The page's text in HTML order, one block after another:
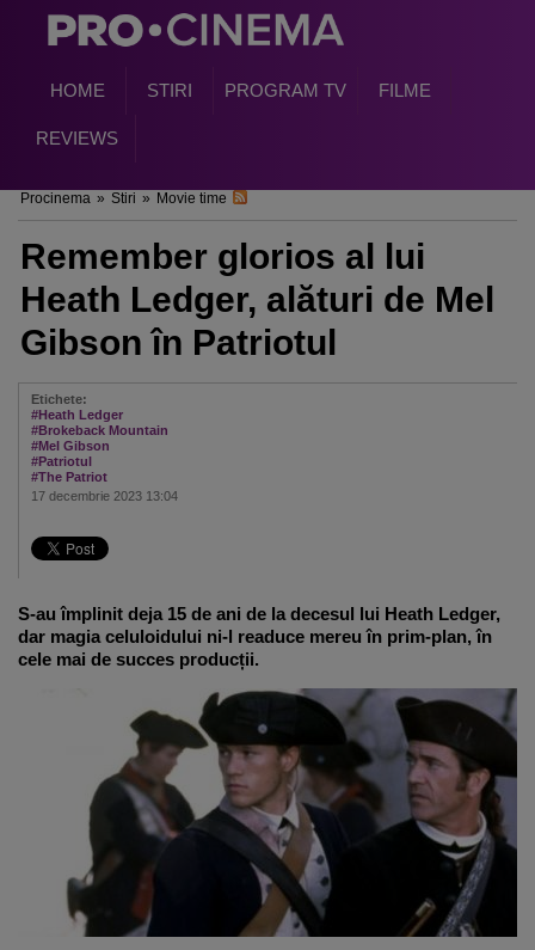
HOME STIRI PROGRAM TV FILME
REVIEWS
Procinema » Stiri » Movie time
Remember glorios al lui
Heath Ledger, alături de Mel
Gibson în Patriotul
Etichete:
#Heath Ledger
#Brokeback Mountain
#Mel Gibson
#Patriotul
#The Patriot
17 decembrie 2023 13:04
S-au împlinit deja 15 de ani de la decesul lui Heath Ledger,
dar magia celuloidului ni-l readuce mereu în prim-plan, în
cele mai de succes producții.